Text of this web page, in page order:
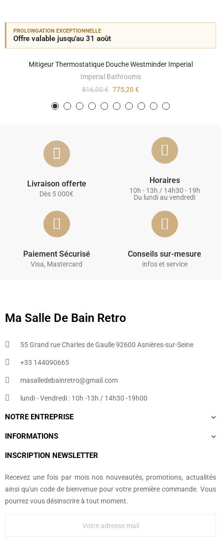
PROLONGATION EXCEPTIONNELLE
Offre valable jusqu'au 31 août
Mitigeur Thermostatique Douche Westminder Imperial
Imperial Bathrooms
816,00 € 775,20 €
Livraison offerte
Dès 5 000€
Horaires
10h - 13h / 14h30 - 19h
Du lundi au vendredi
Paiement Sécurisé
Visa, Mastercard
Conseils sur-mesure
infos et service
Ma Salle De Bain Retro
55 Grand rue Charles de Gaulle 92600 Asnières-sur-Seine
+33 144090665​
masalledebainretro@gmail.com
lundi - Vendredi : 10h -13h / 14h30 -19h00
NOTRE ENTREPRISE
INFORMATIONS
INSCRIPTION NEWSLETTER
Recevez une fois par mois nos nouveautés, promotions, actualités
ainsi qu'un code de bienvenue pour votre première commande. Vous
pourrez vous désinscrire à tout moment.